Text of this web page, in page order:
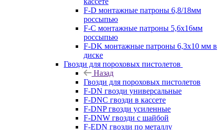
F-D монтажные патроны 6,8/18мм
россыпью
F-C монтажные патроны 5,6х16мм
россыпью
F-DK монтажные патроны 6,3х10 мм в
диске
Гвозди для пороховых пистолетов
Назад
Гвозди для пороховых пистолетов
F-DN гвозди универсальные
F-DNC гвозди в кассете
F-DNP гвозди усиленные
F-DNW гвозди с шайбой
F-EDN гвозди по металлу